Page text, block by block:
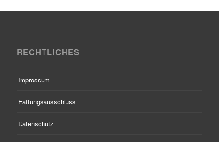
RECHTLICHES
Impressum
Haftungsausschluss
Datenschutz